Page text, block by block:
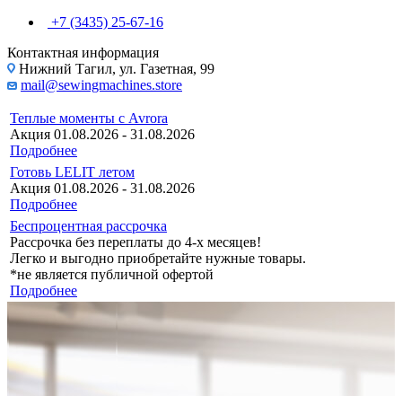
+7 (3435) 25-67-16
Контактная информация
Нижний Тагил, ул. Газетная, 99
mail@sewingmachines.store
Теплые моменты с Avrora
Акция 01.08.2026 - 31.08.2026
Подробнее
Готовь LELIT летом
Акция 01.08.2026 - 31.08.2026
Подробнее
Беспроцентная рассрочка
Рассрочка без переплаты до 4-х месяцев!
Легко и выгодно приобретайте нужные товары.
*не является публичной офертой
Подробнее